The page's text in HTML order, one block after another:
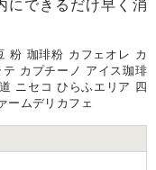
にできるだけ早く消
粉 珈琲粉 カフェオレ カ
カプチーノ アイス珈琲
ニセコ ひらふエリア 四
ームデリカフェ